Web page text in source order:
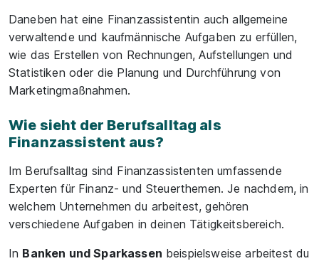
Daneben hat eine Finanzassistentin auch allgemeine
verwaltende und kaufmännische Aufgaben zu erfüllen,
wie das Erstellen von Rechnungen, Aufstellungen und
Statistiken oder die Planung und Durchführung von
Marketingmaßnahmen.
Wie sieht der Berufsalltag als
Finanzassistent aus?
Im Berufsalltag sind Finanzassistenten umfassende
Experten für Finanz- und Steuerthemen. Je nachdem, in
welchem Unternehmen du arbeitest, gehören
verschiedene Aufgaben in deinen Tätigkeitsbereich.
In Banken und Sparkassen beispielsweise arbeitest du